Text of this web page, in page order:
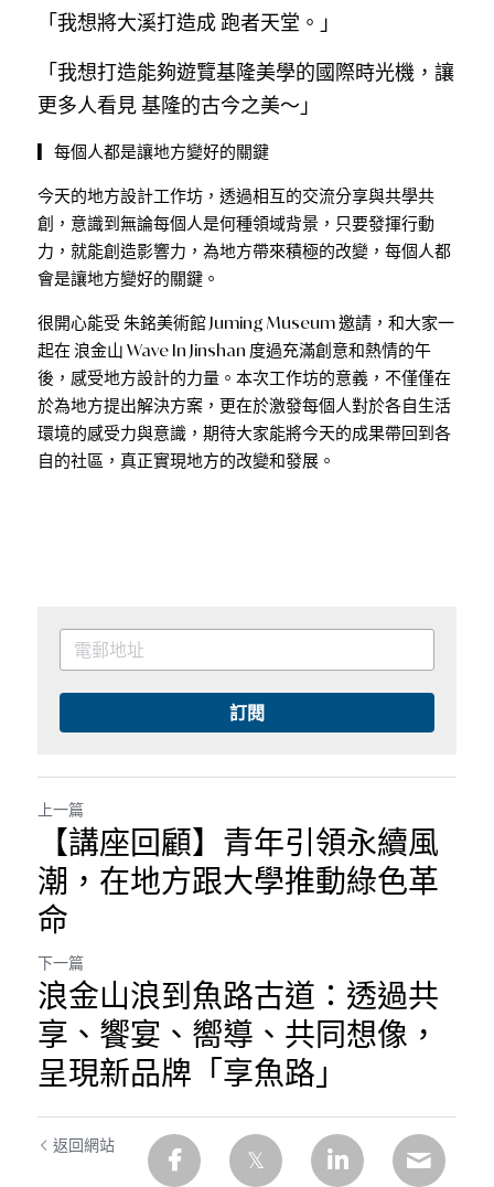
「我想將大溪打造成 跑者天堂 。」
「我想打造能夠遊覽基隆美學的國際時光機，讓
更多人看見 基隆的古今之美～」
▎每個人都是讓地方變好的關鍵
今天的地方設計工作坊，透過相互的交流分享與共學共
創，意識到無論每個人是何種領域背景，只要發揮行動
力，就能創造影響力，為地方帶來積極的改變，每個人都
會是讓地方變好的關鍵。
很開心能受 朱銘美術館 Juming Museum 邀請，和大家一
起在 浪金山 Wave In Jinshan 度過充滿創意和熱情的午
後，感受地方設計的力量。本次工作坊的意義，不僅僅在
於為地方提出解決方案，更在於激發每個人對於各自生活
環境的感受力與意識，期待大家能將今天的成果帶回到各
自的社區，真正實現地方的改變和發展。
訂閱
上一篇
【講座回顧】青年引領永續風
潮，在地方跟大學推動綠色革
命
下一篇
浪金山浪到魚路古道：透過共
享、饗宴、嚮導、共同想像，
呈現新品牌「享魚路」
返回網站